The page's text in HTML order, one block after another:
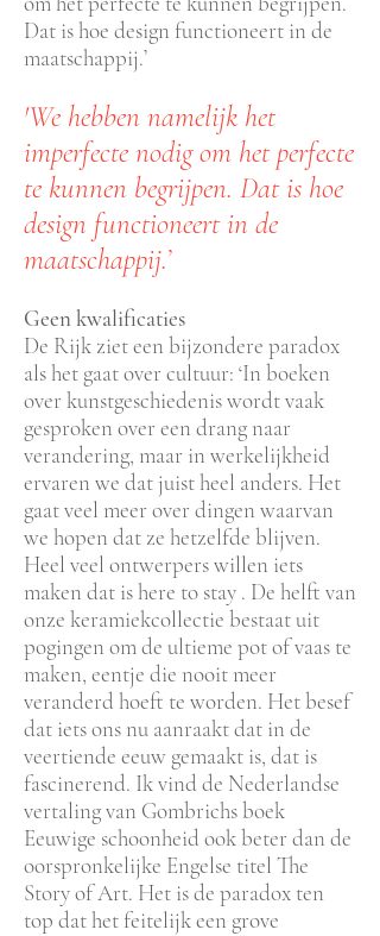
Dat is hoe design functioneert in de
maatschappij.’
'We hebben namelijk het
imperfecte nodig om het perfecte
te kunnen begrijpen. Dat is hoe
design functioneert in de
maatschappij.’
Geen kwalificaties
De Rijk ziet een bijzondere paradox
als het gaat over cultuur: ‘In boeken
over kunstgeschiedenis wordt vaak
gesproken over een drang naar
verandering, maar in werkelijkheid
ervaren we dat juist heel anders. Het
gaat veel meer over dingen waarvan
we hopen dat ze hetzelfde blijven.
Heel veel ontwerpers willen iets
maken dat is here to stay . De helft van
onze keramiekcollectie bestaat uit
pogingen om de ultieme pot of vaas te
maken, eentje die nooit meer
veranderd hoeft te worden. Het besef
dat iets ons nu aanraakt dat in de
veertiende eeuw gemaakt is, dat is
fascinerend. Ik vind de Nederlandse
vertaling van Gombrichs boek
Eeuwige schoonheid ook beter dan de
oorspronkelijke Engelse titel The
Story of Art. Het is de paradox ten
top dat het feitelijk een grove